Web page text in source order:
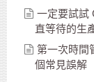
一定要試試
直等待的生
第一次時間
個常見誤解